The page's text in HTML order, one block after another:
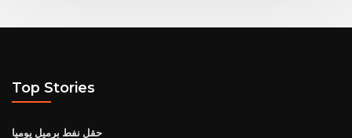
Top Stories
حقل نفط برميل يوميا